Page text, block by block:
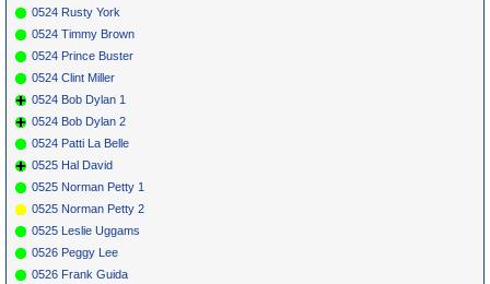
0524 Rusty York
0524 Timmy Brown
0524 Prince Buster
0524 Clint Miller
0524 Bob Dylan 1
0524 Bob Dylan 2
0524 Patti La Belle
0525 Hal David
0525 Norman Petty 1
0525 Norman Petty 2
0525 Leslie Uggams
0526 Peggy Lee
0526 Frank Guida